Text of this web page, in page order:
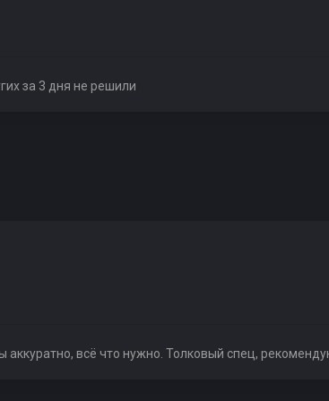
за 3 дня не решили
всё что нужно. Толковый спец,